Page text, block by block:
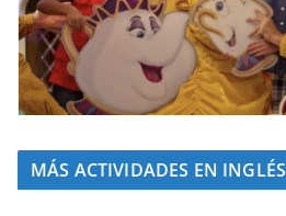
MÁS ACTIVIDADES EN INGLÉS